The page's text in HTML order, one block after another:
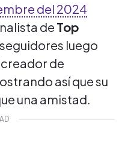
del 2024
de Top
luego
de
así que su
una amistad.